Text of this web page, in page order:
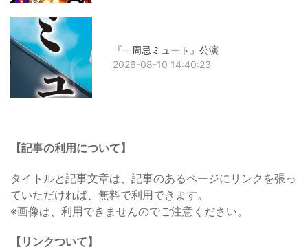
『一周忌ミュート』公演
2026-08-10 14:40:23
【記事の利用について】
タイトルと記事文章は、記事のあるページにリンクを張っ
ていただければ、無料で利用できます。
※画像は、利用できませんのでご注意ください。
【リンクついて】